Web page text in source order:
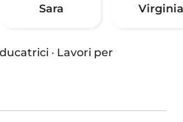
Sara Virginia
· Lavori per